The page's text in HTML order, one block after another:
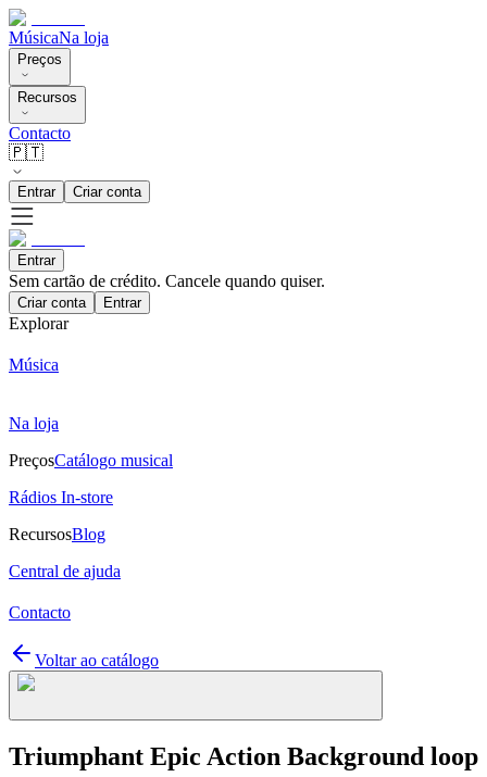
MúsicaNa loja
Preços
Recursos
Contacto
🇵🇹
Entrar Criar conta
Entrar
Sem cartão de crédito. Cancele quando quiser.
Criar conta Entrar
Explorar
Música
Na loja
PreçosCatálogo musical
Rádios In-store
RecursosBlog
Central de ajuda
Contacto
Voltar ao catálogo
Triumphant Epic Action Background loop